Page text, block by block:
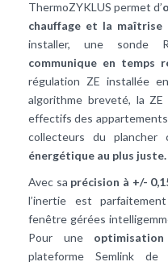
ThermoZYKLUS permet d’
chauffage et la
installer, une sonde
communique en temps
régulation ZE installée
algorithme breveté, la
effectifs des
collecteurs du plancher
énergétique au plus juste.
Avec sa précision à +/-
l’inertie est
fenêtre gérées
Pour une
plateforme Semlink de